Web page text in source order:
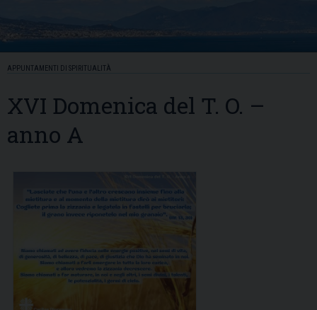
APPUNTAMENTI DI SPIRITUALITÀ
XVI Domenica del T. O. –
anno A